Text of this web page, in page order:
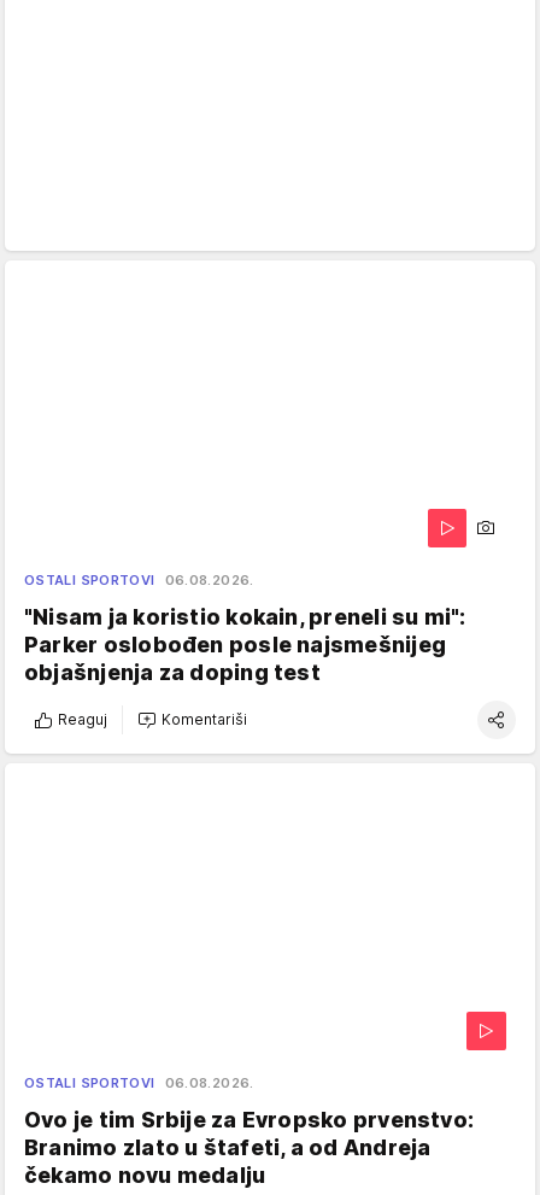
OSTALI SPORTOVI 06.08.2026.
"Nisam ja koristio kokain, preneli su mi":
Parker oslobođen posle najsmešnijeg
objašnjenja za doping test
Reaguj Komentariši
OSTALI SPORTOVI 06.08.2026.
Ovo je tim Srbije za Evropsko prvenstvo:
Branimo zlato u štafeti, a od Andreja
čekamo novu medalju